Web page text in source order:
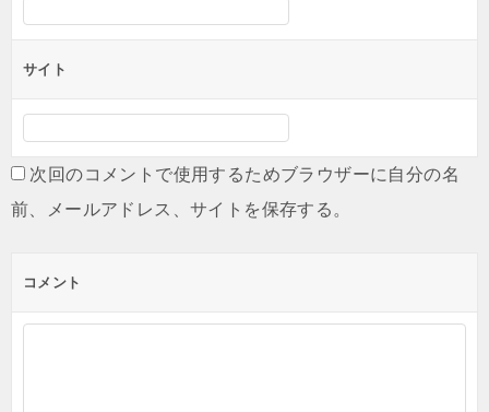
サイト
次回のコメントで使用するためブラウザーに自分の名
前、メールアドレス、サイトを保存する。
コメント